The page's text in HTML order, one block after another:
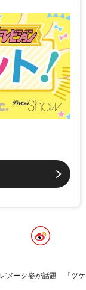
ボリュームが平成」「ガチ囲みアイラインからの爆盛りツケ